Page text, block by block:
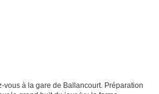
vous à la gare de Ballancourt. Préparation